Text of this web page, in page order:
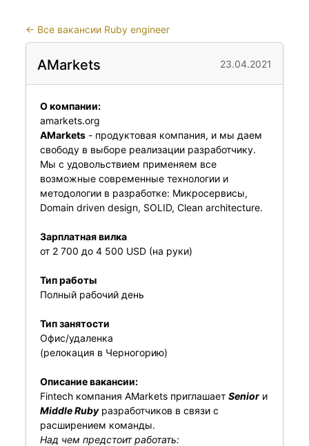
← Все вакансии Ruby engineer
AMarkets 23.04.2021
О компании:
amarkets.org
AMarkets- продуктовая компания, и мы даем
свободу в выборе реализации разработчику.
Мы с удовольствием применяем все
возможные современные технологии и
методологии в разработке: Микросервисы,
Domain driven design, SOLID, Clean architecture.
Зарплатная вилка
от 2 700 до 4 500 USD (на руки)
Тип работы
Полный рабочий день
Тип занятости
Офис/удаленка
(релокация в Черногорию)
Описание вакансии:
Fintech компания AMarkets приглашает Seniorи
Middle Rubyразработчиков в связи с
расширением команды.
Над чем предстоит работать: